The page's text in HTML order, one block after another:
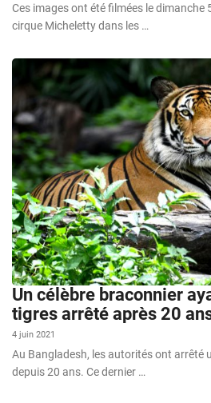
Ces images ont été filmées le dimanche
cirque Micheletty dans les …
Un célèbre braconnier
tigres arrêté après 20
4 juin 2021
Au Bangladesh, les autorités ont arrêté
depuis 20 ans. Ce dernier …